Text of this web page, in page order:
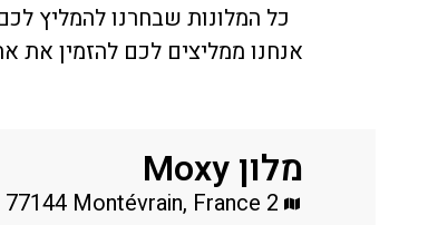
כל המלונות שבחרנו להמליץ
אנחנו ממליצים לכם להזמין את
מלון Moxy
2 place Jean Monnet, 77144 Montévrain, France